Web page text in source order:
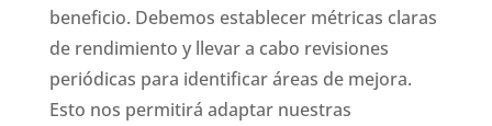
beneficio. Debemos establecer métricas claras
de rendimiento y llevar a cabo revisiones
periódicas para identificar áreas de mejora.
Esto nos permitirá adaptar nuestras